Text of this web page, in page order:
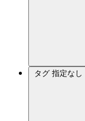
タグ 指定なし